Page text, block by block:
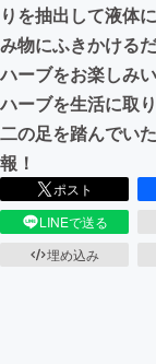
りを抽出して液体
み物にふきかける
ハーブをお楽しみ
ハーブを生活に取
二の足を踏んでい
報！
ポスト
LINEで送る
埋め込み